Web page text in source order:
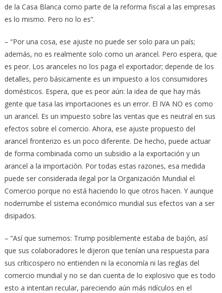
de la Casa Blanca como parte de la reforma fiscal a las empresas
es lo mismo. Pero no lo es”.
– “Por una cosa, ese ajuste no puede ser solo para un país;
además, no es realmente solo como un arancel. Pero espera, que
es peor. Los aranceles no los paga el exportador; depende de los
detalles, pero básicamente es un impuesto a los consumidores
domésticos. Espera, que es peor aún: la idea de que hay más
gente que tasa las importaciones es un error. El IVA NO es como
un arancel. Es un impuesto sobre las ventas que es neutral en sus
efectos sobre el comercio. Ahora, ese ajuste propuesto del
arancel fronterizo es un poco diferente. De hecho, puede actuar
de forma combinada como un subsidio a la exportación y un
arancel a la importación. Por todas estas razones, esa medida
puede ser considerada ilegal por la Organización Mundial el
Comercio porque no está haciendo lo que otros hacen. Y aunque
noderrumbe el sistema económico mundial sus efectos van a ser
disipados.
– “Así que sumemos: Trump posiblemente estaba de bajón, así
que sus colaboradores le dijeron que tenían una respuesta para
sus críticospero no entienden ni la economía ni las reglas del
comercio mundial y no se dan cuenta de lo explosivo que es todo
esto a intentan recular, pareciendo aún más ridículos en el